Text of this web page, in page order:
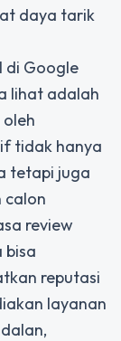
daya tarik
di Google
lihat adalah
tidak hanya
tetapi juga
calon
review
bisa
reputasi
layanan